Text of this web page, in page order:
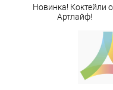
Новинка! Коктейли
Артлайф!